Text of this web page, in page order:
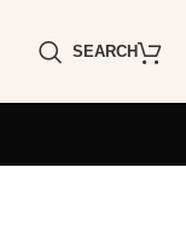
SEARCH